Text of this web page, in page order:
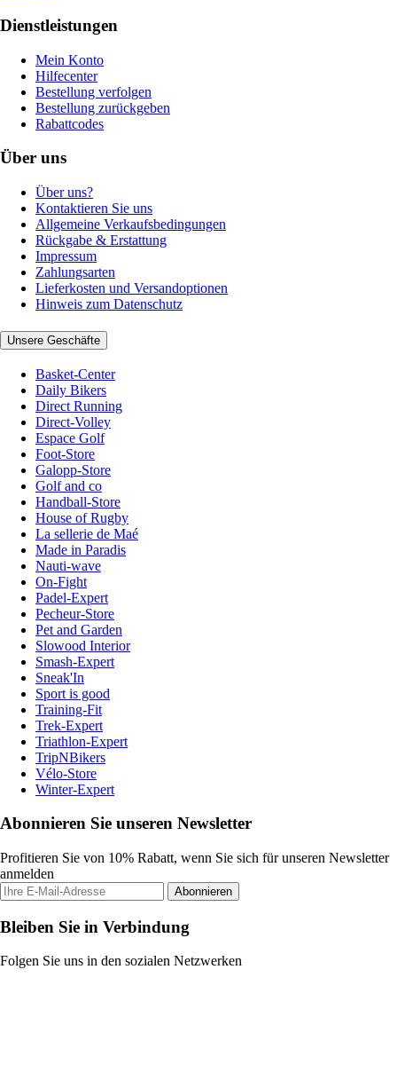
Dienstleistungen
Mein Konto
Hilfecenter
Bestellung verfolgen
Bestellung zurückgeben
Rabattcodes
Über uns
Über uns?
Kontaktieren Sie uns
Allgemeine Verkaufsbedingungen
Rückgabe & Erstattung
Impressum
Zahlungsarten
Lieferkosten und Versandoptionen
Hinweis zum Datenschutz
Unsere Geschäfte
Basket-Center
Daily Bikers
Direct Running
Direct-Volley
Espace Golf
Foot-Store
Galopp-Store
Golf and co
Handball-Store
House of Rugby
La sellerie de Maé
Made in Paradis
Nauti-wave
On-Fight
Padel-Expert
Pecheur-Store
Pet and Garden
Slowood Interior
Smash-Expert
Sneak'In
Sport is good
Training-Fit
Trek-Expert
Triathlon-Expert
TripNBikers
Vélo-Store
Winter-Expert
Abonnieren Sie unseren Newsletter
Profitieren Sie von 10% Rabatt, wenn Sie sich für unseren Newsletter
anmelden
Abonnieren
Bleiben Sie in Verbindung
Folgen Sie uns in den sozialen Netzwerken